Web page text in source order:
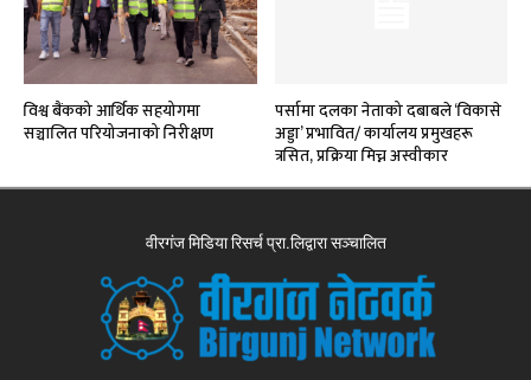
विश्व बैंकको आर्थिक सहयोगमा
सञ्चालित परियोजनाको निरीक्षण
पर्सामा दलका नेताको दबाबले ‘विकासे
अड्डा’ प्रभावित/ कार्यालय प्रमुखहरू
त्रसित, प्रक्रिया मिच्न अस्वीकार
वीरगंज मिडिया रिसर्च प्रा.लिद्वारा सञ्चालित